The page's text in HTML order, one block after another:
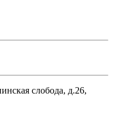
слобода, д.26,